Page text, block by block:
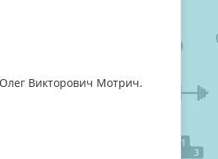
Викторович Мотрич.